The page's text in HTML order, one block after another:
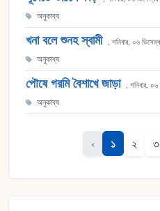
অনুকাব্য
খনা বলে শুনহ স্বামী , শনিবার, ০৬
অনুকাব্য
পৌষে গরমি বৈশাখে জাড়া , শনিবার,
অনুকাব্য
‹ ১ ২ ৩